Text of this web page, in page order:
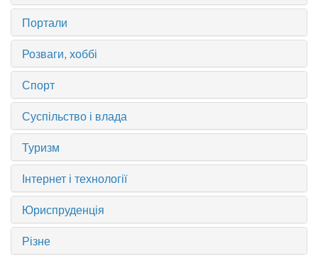
Портали
Розваги, хоббі
Спорт
Суспільство і влада
Туризм
Інтернет і технології
Юриспруденція
Різне